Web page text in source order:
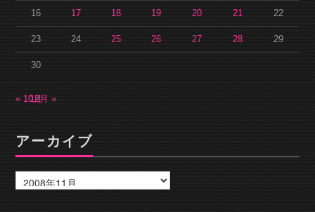
16 17 18 19 20 21 22
23 24 25 26 27 28 29
30
« 10月12月 »
アーカイブ
ー
カ